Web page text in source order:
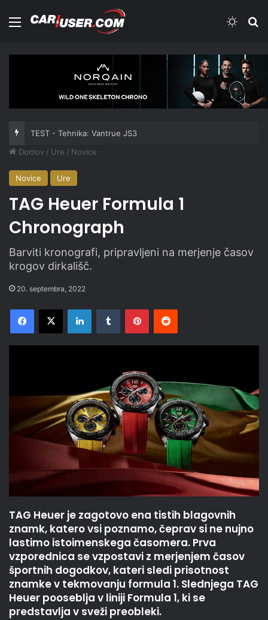
Meni
TEST - Tehnika: Vantrue JS3
Domov / Ure / Novice
Novice Ure
TAG Heuer Formula 1
Chronograph
Barviti kronografi, pripravljeni na merjenje časov
krogov dirkališč.
20. septembra, 2022
Facebook
X LinkedInTumblr PinterestReddit
TAG Heuer je zagotovo ena tistih blagovnih
znamk, katero vsi poznamo, čeprav si ne nujno
lastimo istoimenskega časomera. Prva
vzporednica se vzpostavi z merjenjem časov
športnih dogodkov, kateri sledi prisotnost
znamke v tekmovanju formula 1. Slednjega TAG
Heuer pooseblja v liniji Formula 1, ki se
predstavlja v sveži preobleki.